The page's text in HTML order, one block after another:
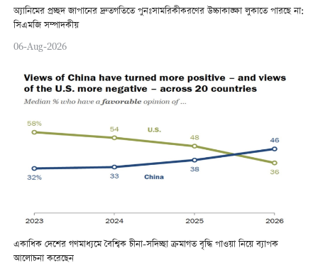
অ্যানিমের প্রচ্ছদ জাপানের দ্রুতগতিতে পুনঃসামরিকীকরণের উচ্চাকাঙ্ক্ষা লুকাতে পারছে না:
সিএমজি সম্পাদকীয়
06-Aug-2026
একাধিক দেশের গণমাধ্যমে বৈশ্বিক চীনা-সদিচ্ছা ক্রমাগত বৃদ্ধি পাওয়া নিয়ে ব্যাপক
আলোচনা করেছেন